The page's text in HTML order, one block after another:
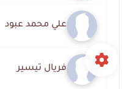
علي محمد عبود
فريال تيسير